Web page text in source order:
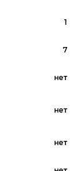
1
7
нет
нет
нет